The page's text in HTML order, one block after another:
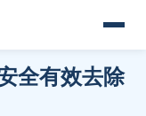
全有效去除